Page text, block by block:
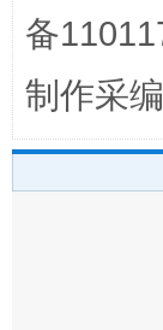
东山县通报“
备
制作采